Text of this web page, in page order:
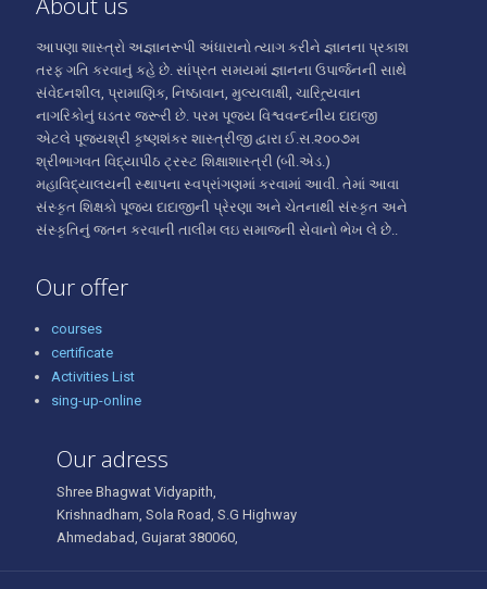
આપણા શાસ્ત્રો અજ્ઞાનરૂપી અંધારાનો ત્યાગ કરીને જ્ઞાનના પ્રકાશ
તરફ ગતિ કરવાનું કહે છે. સાંપ્રત સમયમાં જ્ઞાનના ઉપાર્જનની સાથે
સંવેદનશીલ, પ્રામાણિક, નિષ્ઠાવાન, મુલ્યલાક્ષી, ચારિત્ર્યવાન
નાગરિકોનું ઘડતર જરૂરી છે. પરમ પૂજ્ય વિશ્વવન્દનીય દાદાજી
એટલે પૂજ્યશ્રી કૃષ્ણશંકર શાસ્ત્રીજી દ્વારા ઈ.સ.૨૦૦૭મ
શ્રીભાગવત વિદ્યાપીઠ ટ્રસ્ટ શિક્ષાશાસ્ત્રી (બી.એડ.)
મહાવિદ્યાલયની સ્થાપના સ્વપ્રાંગણમાં કરવામાં આવી. તેમાં આવા
સંસ્કૃત શિક્ષકો પૂજ્ય દાદાજીની પ્રેરણા અને ચેતનાથી સંસ્કૃત અને
સંસ્કૃતિનું જતન કરવાની તાલીમ લઇ સમાજની સેવાનો ભેખ લે છે..
Our offer
courses
certificate
Activities List
sing-up-online
Our adress
Shree Bhagwat Vidyapith,
Krishnadham, Sola Road, S.G Highway
Ahmedabad, Gujarat 380060,